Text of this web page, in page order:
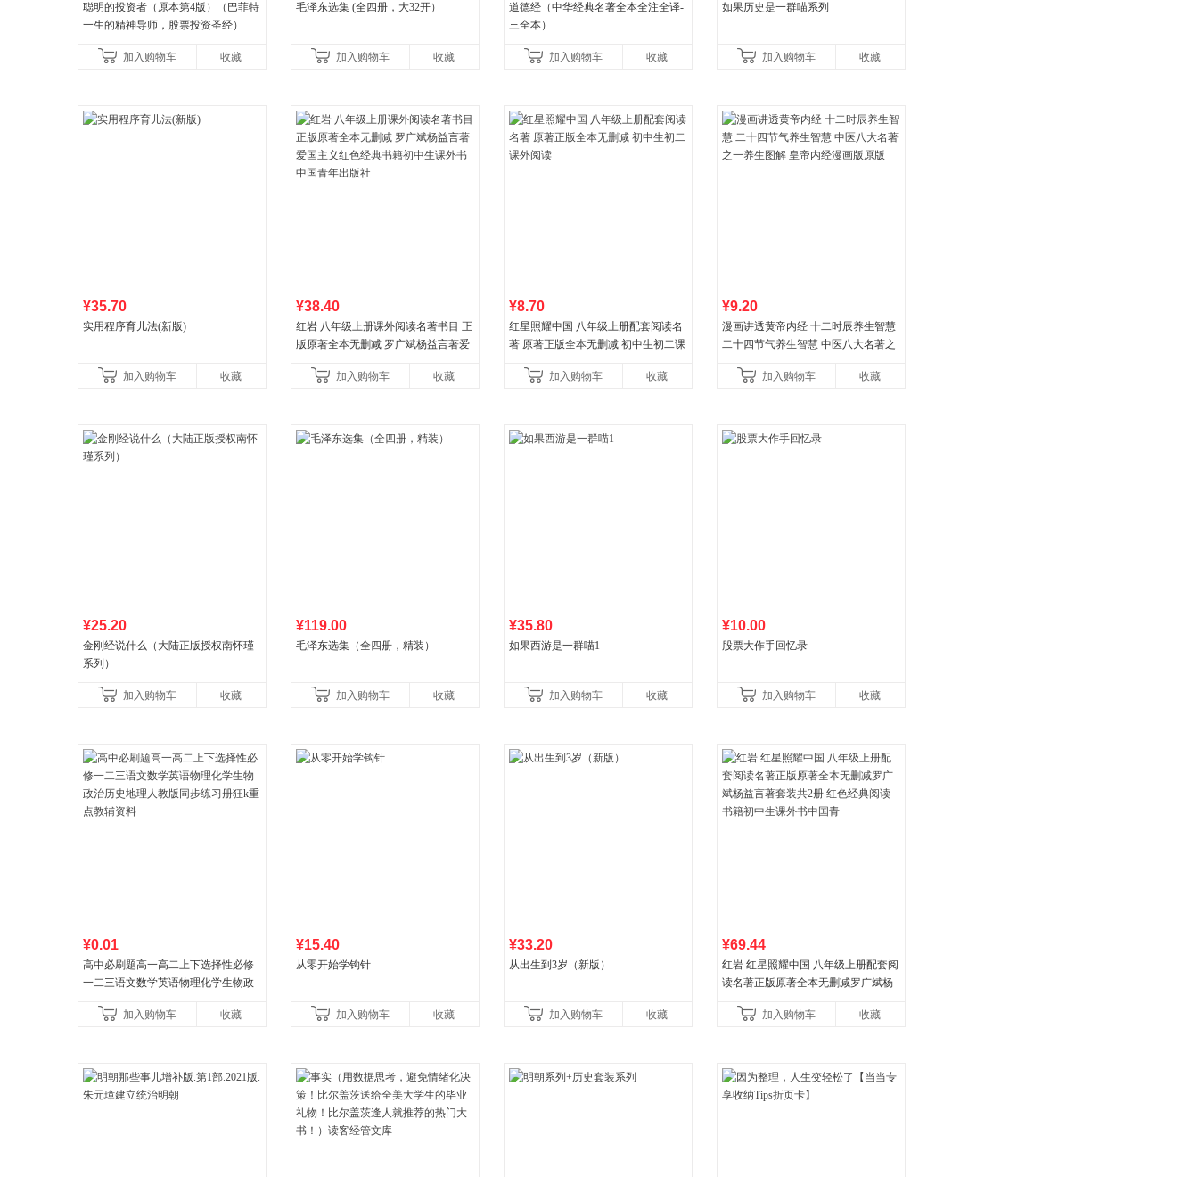
聪明的投资者（原本第4版）（巴菲特
一生的精神导师，股票投资圣经）
加入购物车 收藏
毛泽东选集 (全四册，大32开）
加入购物车 收藏
道德经（中华经典名著全本全注全译-
三全本）
加入购物车 收藏
如果历史是一群喵系列
加入购物车 收藏
¥35.70
实用程序育儿法(新版)
加入购物车 收藏
¥38.40
红岩 八年级上册课外阅读名著书目 正
版原著全本无删减 罗广斌杨益言著爱
国青年出版社加入购物车 收藏
¥8.70
红星照耀中国 八年级上册配套阅读名
著 原著正版全本无删减 初中生初二课
加入购物车
收藏
¥9.20
漫画讲透黄帝内经 十二时辰养生智慧
二十四节气养生智慧 中医八大名著之
加入购物车
收藏
¥25.20
金刚经说什么（大陆正版授权南怀瑾
系列）
加入购物车 收藏
¥119.00
毛泽东选集（全四册，精装）
加入购物车 收藏
¥35.80
如果西游是一群喵1
加入购物车 收藏
¥10.00
股票大作手回忆录
加入购物车 收藏
¥0.01
高中必刷题高一高二上下选择性必修
一二三语文数学英语物理化学生物政
教辅资料加入购物车 收藏
¥15.40
从零开始学钩针
加入购物车 收藏
¥33.20
从出生到3岁（新版）
加入购物车 收藏
¥69.44
红岩 红星照耀中国 八年级上册配套阅
读名著正版原著全本无删减罗广斌杨
初中生课外书中国青
加入购物车 收藏